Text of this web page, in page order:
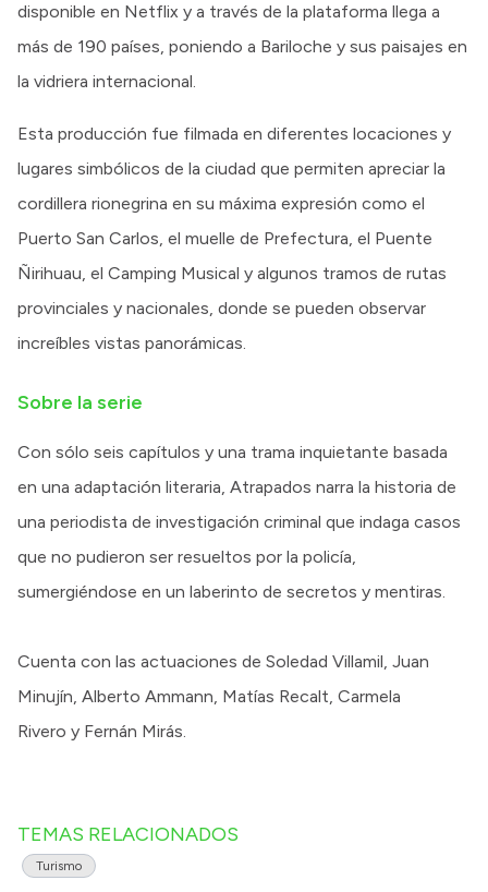
disponible en Netflix y a través de la plataforma llega a
más de 190 países, poniendo a Bariloche y sus paisajes en
la vidriera internacional.
Esta producción fue filmada en diferentes locaciones y
lugares simbólicos de la ciudad que permiten apreciar la
cordillera rionegrina en su máxima expresión como el
Puerto San Carlos, el muelle de Prefectura, el Puente
Ñirihuau, el Camping Musical y algunos tramos de rutas
provinciales y nacionales, donde se pueden observar
increíbles vistas panorámicas.
Sobre la serie
Con sólo seis capítulos y una trama inquietante basada
en una adaptación literaria, Atrapados narra la historia de
una periodista de investigación criminal que indaga casos
que no pudieron ser resueltos por la policía,
sumergiéndose en un laberinto de secretos y mentiras.
Cuenta con las actuaciones de Soledad Villamil, Juan
Minujín, Alberto Ammann, Matías Recalt, Carmela
Rivero y Fernán Mirás.
TEMAS RELACIONADOS
Turismo